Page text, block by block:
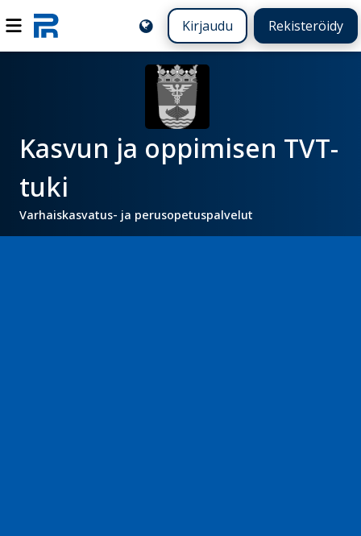
Kirjaudu Rekisteröidy
Kasvun ja oppimisen TVT-
tuki
Varhaiskasvatus- ja perusopetuspalvelut